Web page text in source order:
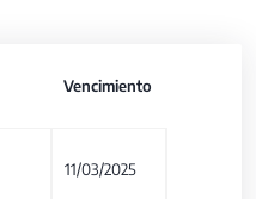
Vencimiento
11/03/2025